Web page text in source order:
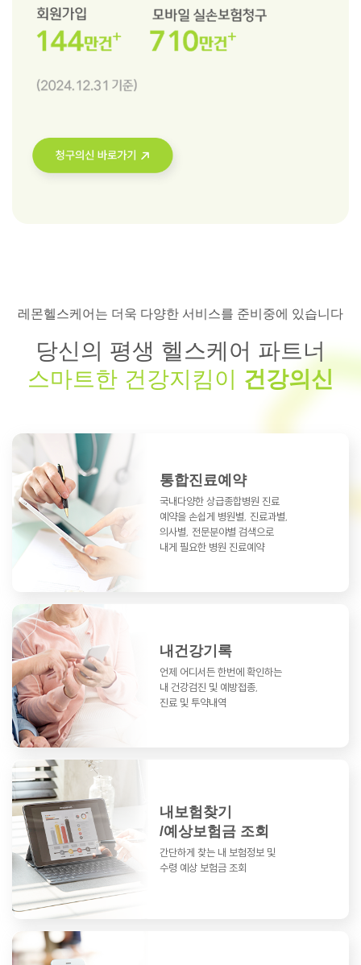
레몬헬스케어는 더욱 다양한 서비스를 준비중에 있습니다
당신의 평생 헬스케어 파트너
스마트한 건강지킴이 건강의신
통합진료예약
국내다양한 상급종합병원 진료
예약을손쉽게 병원별, 진료과별,
의사별, 전문분야별 검색으로
내게 필요한 병원 진료예약
내건강기록
언제 어디서든 한번에 확인하는
내 건강검진 및 예방접종,
진료 및 투약내역
내보험찾기
/예상보험금 조회
간단하게 찾는 내 보험정보 및
수령 예상 보험금 조회